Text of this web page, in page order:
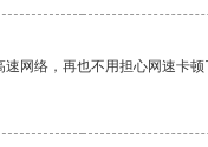
络，再也不用担心网速卡